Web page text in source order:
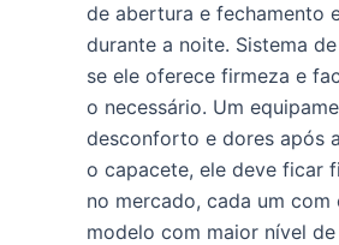
de abertura e fechamento
durante a noite. Sistema
se ele oferece firmeza e
o necessário. Um
desconforto e dores após
o capacete, ele deve ficar
no mercado, cada um
modelo com maior nível